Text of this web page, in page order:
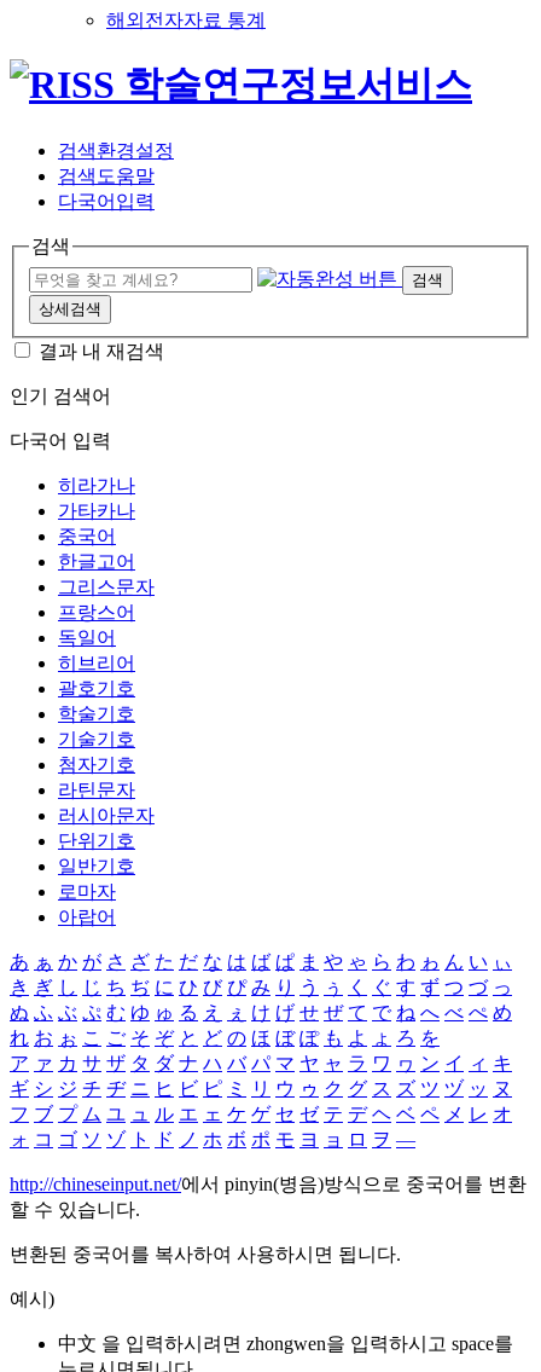
해외전자자료 통계
검색환경설정
검색도움말
다국어입력
검색
검색
상세검색
결과 내 재검색
인기 검색어
다국어 입력
히라가나
가타카나
중국어
한글고어
그리스문자
프랑스어
독일어
히브리어
괄호기호
학술기호
기술기호
첨자기호
라틴문자
러시아문자
단위기호
일반기호
로마자
아랍어
あ ぁ か が さ ざ た だ な は ば ぱ ま や ゃ ら わ ゎ ん い ぃ
き ぎ し じ ち ぢ に ひ び ぴ み り う ぅ く ぐ す ず つ づ っ
ぬ ふ ぶ ぷ む ゆ ゅ る え ぇ け げ せ ぜ て で ね へ べ ぺ め
れ お ぉ こ ご そ ぞ と ど の ほ ぼ ぽ も よ ょ ろ を
ア ァ カ サ ザ タ ダ ナ ハ バ パ マ ヤ ャ ラ ワ ヮ ン イ ィ キ
ギ シ ジ チ ヂ ニ ヒ ビ ピ ミ リ ウ ゥ ク グ ス ズ ツ ヅ ッ ヌ
フ ブ プ ム ユ ュ ル エ ェ ケ ゲ セ ゼ テ デ ヘ ベ ペ メ レ オ
ォ コ ゴ ソ ゾ ト ド ノ ホ ボ ポ モ ヨ ョ ロ ヲ ―
http://chineseinput.net/에서 pinyin(병음)방식으로 중국어를 변환
할 수 있습니다.
변환된 중국어를 복사하여 사용하시면 됩니다.
예시)
中文 을 입력하시려면 zhongwen을 입력하시고 space를